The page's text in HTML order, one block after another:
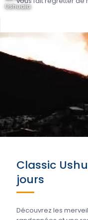
Ushuaia
Classic
jours
Découvrez les